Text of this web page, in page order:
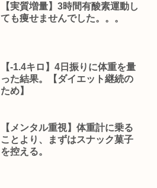
【実質増量】3時間有酸素運動し
ても痩せませんでした。。。
【-1.4キロ】4日振りに体重を量
った結果。【ダイエット継続の
ため】
【メンタル重視】体重計に乗る
ことより、まずはスナック菓子
を控える。